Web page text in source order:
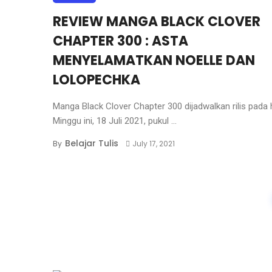
REVIEW MANGA BLACK CLOVER
CHAPTER 300 : ASTA
MENYELAMATKAN NOELLE DAN
LOLOPECHKA
Manga Black Clover Chapter 300 dijadwalkan rilis pada
Minggu ini, 18 Juli 2021, pukul ...
By Belajar Tulis July 17, 2021